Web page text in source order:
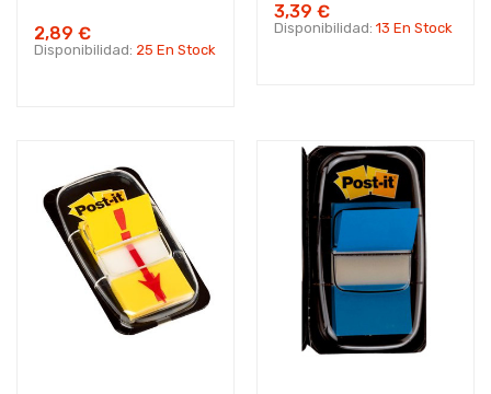
2,89 €
Disponibilidad: 25 En Stock
3,39 €
Disponibilidad: 13 En Stock